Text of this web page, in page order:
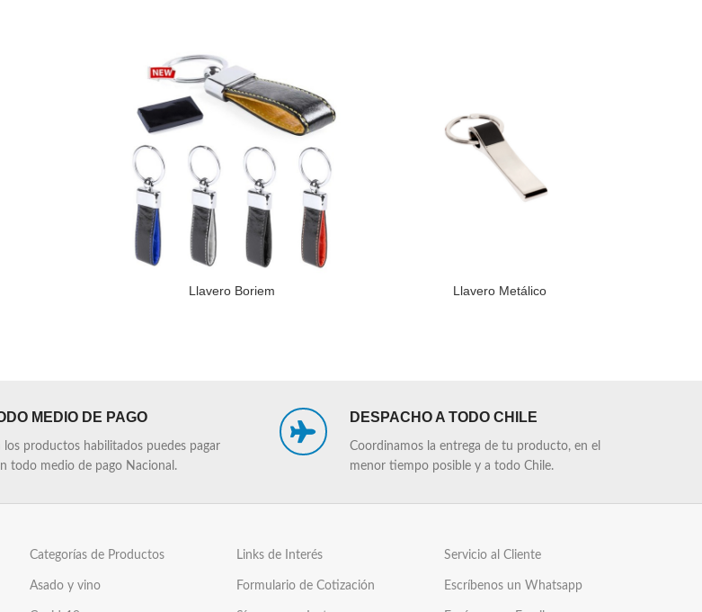
Llavero Boriem Llavero Metálico
MEDIO DE PAGO
los productos habilitados puedes pagar
todo medio de pago Nacional.
DESPACHO A TODO CHILE
Coordinamos la entrega de tu producto, en el
menor tiempo posible y a todo Chile.
Categorías de Productos
Asado y vino
Links de Interés
Formulario de Cotización
Servicio al Cliente
Escríbenos un Whatsapp